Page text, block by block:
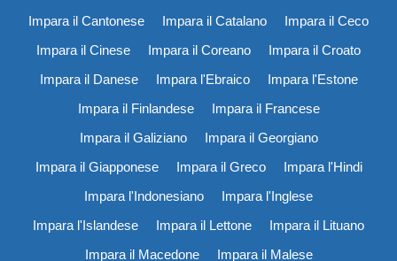
Impara il Cantonese
Impara il Catalano
Impara il Ceco
Impara il Cinese
Impara il Coreano
Impara il Croato
Impara il Danese
Impara l'Ebraico
Impara l'Estone
Impara il Finlandese
Impara il Francese
Impara il Galiziano
Impara il Georgiano
Impara il Giapponese
Impara il Greco
Impara l'Hindi
Impara l'Indonesiano
Impara l'Inglese
Impara l'Islandese
Impara il Lettone
Impara il Lituano
Impara il Macedone
Impara il Malese